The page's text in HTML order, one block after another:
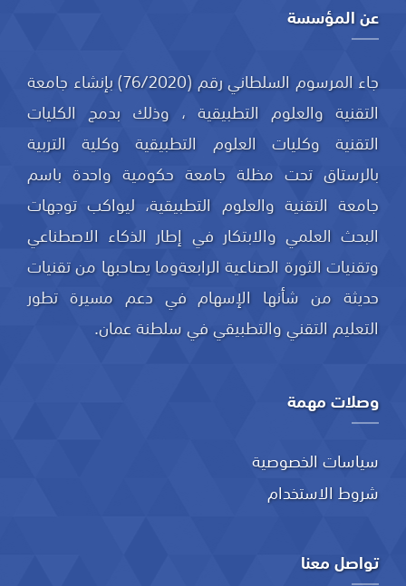
عن المؤسسة
جاء المرسوم السلطاني رقم (76/2020) بإنشاء جامعة
التقنية والعلوم التطبيقية ، وذلك بدمج الكليات
التقنية وكليات العلوم التطبيقية وكلية التربية
بالرستاق تحت مظلة جامعة حكومية واحدة باسم
جامعة التقنية والعلوم التطبيقية، ليواكب توجهات
البحث العلمي والابتكار في إطار الذكاء الاصطناعي
وتقنيات الثورة الصناعية الرابعةوما يصاحبها من تقنيات
حديثة من شأنها الإسهام في دعم مسيرة تطور
التعليم التقني والتطبيقي في سلطنة عمان.
وصلات مهمة
سياسات الخصوصية
شروط الاستخدام
تواصل معنا